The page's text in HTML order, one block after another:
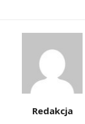
Redakcja